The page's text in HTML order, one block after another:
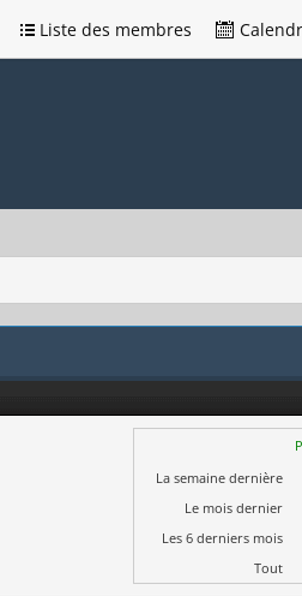
Liste des membres
La semaine dernière
Le mois dernier
Les 6 derniers mois
Tout